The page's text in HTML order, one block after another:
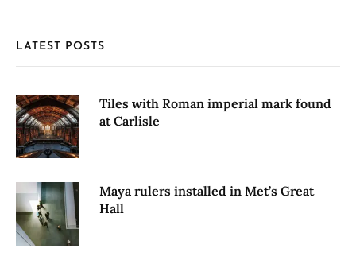
LATEST POSTS
Tiles with Roman imperial mark found
at Carlisle
Maya rulers installed in Met’s Great
Hall